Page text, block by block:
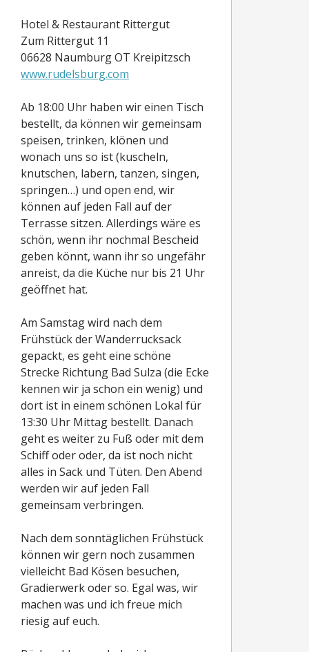
Hotel & Restaurant Rittergut
Zum Rittergut 11
06628 Naumburg OT Kreipitzsch
www.rudelsburg.com
Ab 18:00 Uhr haben wir einen Tisch
bestellt, da können wir gemeinsam
speisen, trinken, klönen und
wonach uns so ist (kuscheln,
knutschen, labern, tanzen, singen,
springen…) und open end, wir
können auf jeden Fall auf der
Terrasse sitzen. Allerdings wäre es
schön, wenn ihr nochmal Bescheid
geben könnt, wann ihr so ungefähr
anreist, da die Küche nur bis 21 Uhr
geöffnet hat.
Am Samstag wird nach dem
Frühstück der Wanderrucksack
gepackt, es geht eine schöne
Strecke Richtung Bad Sulza (die Ecke
kennen wir ja schon ein wenig) und
dort ist in einem schönen Lokal für
13:30 Uhr Mittag bestellt. Danach
geht es weiter zu Fuß oder mit dem
Schiff oder oder, da ist noch nicht
alles in Sack und Tüten. Den Abend
werden wir auf jeden Fall
gemeinsam verbringen.
Nach dem sonntäglichen Frühstück
können wir gern noch zusammen
vielleicht Bad Kösen besuchen,
Gradierwerk oder so. Egal was, wir
machen was und ich freue mich
riesig auf euch.